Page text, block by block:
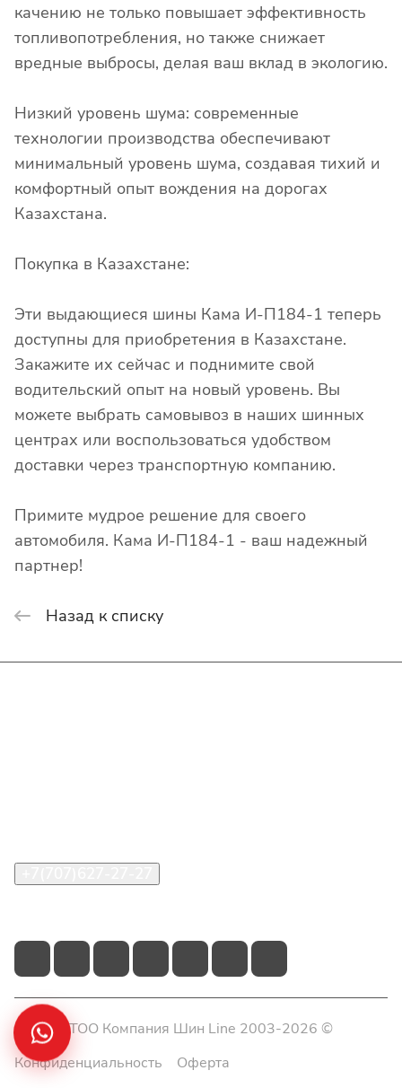
качению не только повышает эффективность
топливопотребления, но также снижает
вредные выбросы, делая ваш вклад в экологию.
Низкий уровень шума: современные
технологии производства обеспечивают
минимальный уровень шума, создавая тихий и
комфортный опыт вождения на дорогах
Казахстана.
Покупка в Казахстане:
Эти выдающиеся шины Кама И-П184-1 теперь
доступны для приобретения в Казахстане.
Закажите их сейчас и поднимите свой
водительский опыт на новый уровень. Вы
можете выбрать самовывоз в наших шинных
центрах или воспользоваться удобством
доставки через транспортную компанию.
Примите мудрое решение для своего
автомобиля. Кама И-П184-1 - ваш надежный
партнер!
Назад к списку
© 2026 ТОО Компания Шин Line 2003-2026 ©
Конфиденциальность
Оферта